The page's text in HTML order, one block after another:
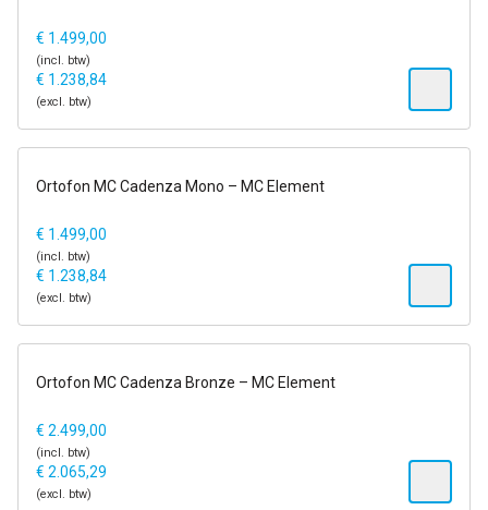
€ 1.499,00
(incl. btw)
€ 1.238,84
(excl. btw)
1-2 dagen
Ortofon MC Cadenza Mono – MC Element
€ 1.499,00
(incl. btw)
€ 1.238,84
(excl. btw)
1-2 dagen
Ortofon MC Cadenza Bronze – MC Element
€ 2.499,00
(incl. btw)
€ 2.065,29
(excl. btw)